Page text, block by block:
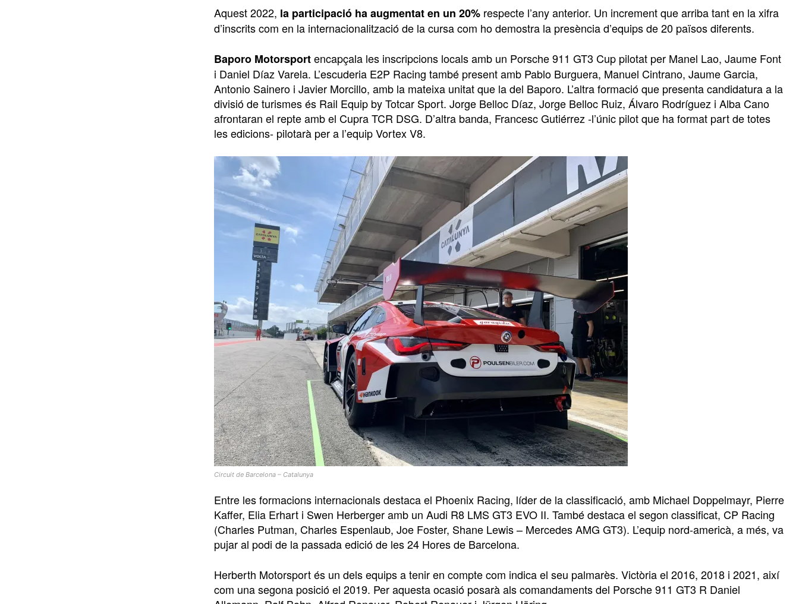
Aquest 2022, la participació ha augmentat en un 20% respecte l’any anterior. Un increment que arriba tant en la xifra
d’inscrits com en la internacionalització de la cursa com ho demostra la presència d’equips de 20 països diferents.
Baporo Motorsportencapçala les inscripcions locals amb un Porsche 911 GT3 Cup pilotat per Manel Lao, Jaume Font
i Daniel Díaz Varela. L’escuderia E2P Racing també present amb Pablo Burguera, Manuel Cintrano, Jaume Garcia,
Antonio Sainero i Javier Morcillo, amb la mateixa unitat que la del Baporo. L’altra formació que presenta candidatura a la
divisió de turismes és Rail Equip by Totcar Sport. Jorge Belloc Díaz, Jorge Belloc Ruiz, Álvaro Rodríguez i Alba Cano
afrontaran el repte amb el Cupra TCR DSG. D’altra banda, Francesc Gutiérrez -l’únic pilot que ha format part de totes
les edicions- pilotarà per a l’equip Vortex V8.
Circuit de Barcelona – Catalunya
Entre les formacions internacionals destaca el Phoenix Racing, líder de la classificació, amb Michael Doppelmayr, Pierre
Kaffer, Elia Erhart i Swen Herberger amb un Audi R8 LMS GT3 EVO II. També destaca el segon classificat, CP Racing
(Charles Putman, Charles Espenlaub, Joe Foster, Shane Lewis – Mercedes AMG GT3). L’equip nord-americà, a més, va
pujar al podi de la passada edició de les 24 Hores de Barcelona.
Herberth Motorsport és un dels equips a tenir en compte com indica el seu palmarès. Victòria el 2016, 2018 i 2021, així
com una segona posició el 2019. Per aquesta ocasió posarà als comandaments del Porsche 911 GT3 R Daniel